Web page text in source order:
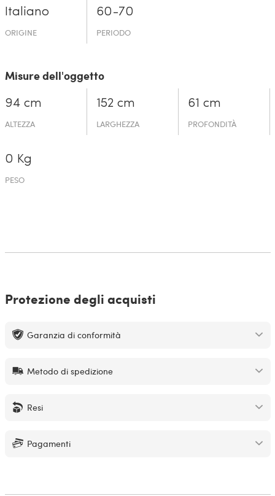
Italiano
ORIGINE
60-70
PERIODO
Misure dell'oggetto
94 cm
ALTEZZA
152 cm
LARGHEZZA
61 cm
PROFONDITÀ
0 Kg
PESO
Protezione degli acquisti
Garanzia di conformità
Metodo di spedizione
Resi
Pagamenti